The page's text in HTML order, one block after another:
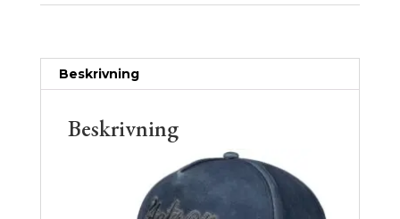
Beskrivning
Beskrivning